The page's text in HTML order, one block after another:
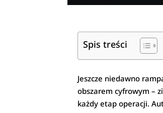
Spis treści
Jeszcze niedawno
obszarem cyfrowym –
każdy etap operacji.